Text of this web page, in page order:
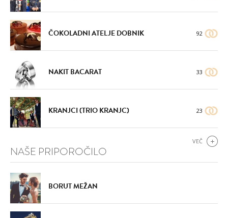
ČOKOLADNI ATELJE DOBNIK 92
NAKIT BACARAT 33
KRANJCI (TRIO KRANJC) 23
VEČ
NAŠE PRIPOROČILO
BORUT MEŽAN